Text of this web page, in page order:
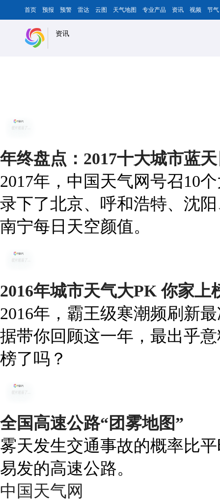
首页 预报 预警 雷达 云图 天气地图 专业产品 资讯 视频 节气
资讯
年终盘点：2017十大城市蓝
2017年，中国天气网号召10
录下了北京、呼和浩特、沈
南宁每日天空颜值。
2016年城市天气大PK 你家上
2016年，霸王级寒潮频刷新
据带你回顾这一年，最出乎
榜了吗？
全国高速公路“团雾地图”
雾天发生交通事故的概率比
易发的高速公路。
中国天气网